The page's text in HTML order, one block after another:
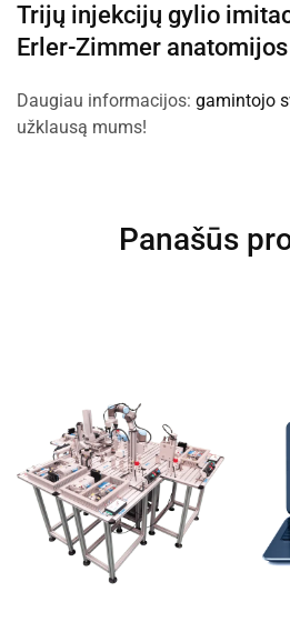
Trijų injekcijų gylio
Erler-Zimmer
Daugiau informacijos: gamintojo
užklausą mums!
Panašūs